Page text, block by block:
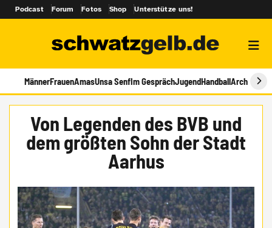
Podcast Forum Fotos Shop Unterstütze uns!
MännerFrauenAmasUnsa SenfIm GesprächJugendHandballArchiv
Von Legenden des BVB und
dem größten Sohn der Stadt
Aarhus